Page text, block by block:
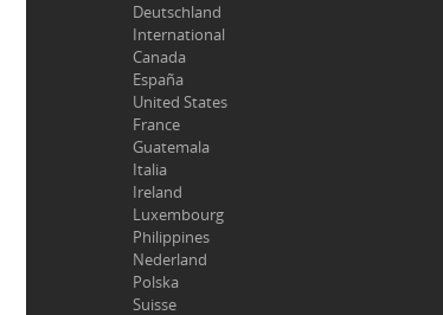
Deutschland
International
Canada
España
United States
France
Guatemala
Italia
Ireland
Luxembourg
Philippines
Nederland
Polska
Suisse